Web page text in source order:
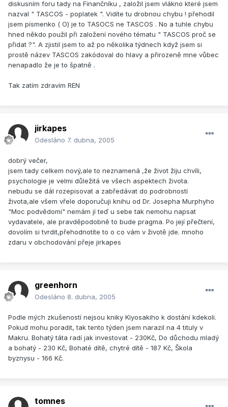
diskusním foru tady na Finančníku , založil jsem vlákno které jsem
nazval " TASCOS - poplatek ". Vidíte tu drobnou chybu ! přehodil
jsem písmenko ( O) je to TASOCS ne TASCOS . No a tuhle chybu
hned někdo použil při založení nového tématu " TASCOS proč se
přidat ?". A zjistil jsem to až po několika týdnech když jsem si
prostě název TASCOS zakódoval do hlavy a přirozeně mne vůbec
nenapadlo že je to špatně .
Tak zatím zdravím REN
jirkapes
Odesláno 7. dubna, 2005
dobrý večer,
jsem tady celkem nový,ale to neznamená ,že život žiju chvíli,
psychologie je velmi důležitá ve všech aspektech života.
nebudu se dál rozepisovat a zabředávat do podrobností
života,ale všem vřele doporučuji knihu od Dr. Josepha Murphyho
"Moc podvědomí" nemám jí teď u sebe tak nemohu napsat
vydavatele, ale pravděpodobně to bude pragma. Po její přečtení,
dovolím si tvrdit,přehodnotíte to o co vám v životě jde. mnoho
zdaru v obchodování přeje jirkapes
greenhorn
Odesláno 8. dubna, 2005
Podle mých zkušeností nejsou kniky Kiyosakiho k dostání kdekoli.
Pokud mohu poradit, tak tento týden jsem narazil na 4 tituly v
Makru. Bohatý táta radí jak investovat - 230Kč, Do důchodu mladý
a bohatý - 230 Kč, Bohaté dítě, chytré dítě - 187 Kč, Škola
byznysu - 166 Kč.
tomnes